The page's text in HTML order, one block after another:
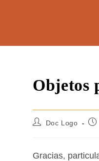
Objetos
Doc Logo
Gracias,